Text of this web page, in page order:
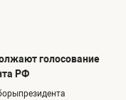
голосование
РФ